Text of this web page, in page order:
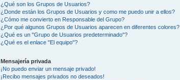
¿Qué son los Grupos de Usuarios?
¿Donde están los Grupos de Usuarios y como me puedo unir a ellos?
¿Cómo me convierto en Responsable del Grupo?
¿Por qué algunos Grupos de Usuarios aparecen en diferentes colores?
¿Qué es un "Grupo de Usuarios predeterminado"?
¿Qué es el enlace "El equipo"?
Mensajería privada
¡No puedo enviar un mensaje privado!
¡Recibo mensajes privados no deseados!